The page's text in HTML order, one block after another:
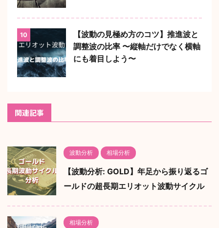
10
【波動の見極め方のコツ】推進波と
調整波の比率 〜縦軸だけでなく横軸
にも着目しよう〜
関連記事
波動分析 相場分析
【波動分析: GOLD】年足から振り返るゴ
ールドの超長期エリオット波動サイクル
相場分析